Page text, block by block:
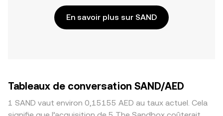
En savoir plus sur SAND
Tableaux de conversation SAND/AED
1 SAND vaut environ 0,15155 AED au taux actuel. Cela